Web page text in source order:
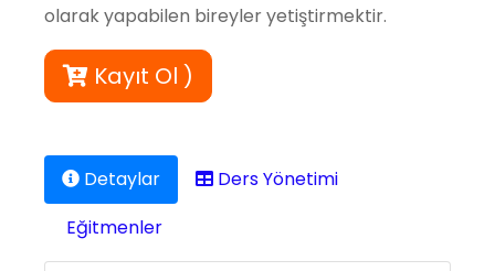
olarak yapabilen bireyler yetiştirmektir.
Kayıt Ol )
Detaylar
Ders Yönetimi
Eğitmenler